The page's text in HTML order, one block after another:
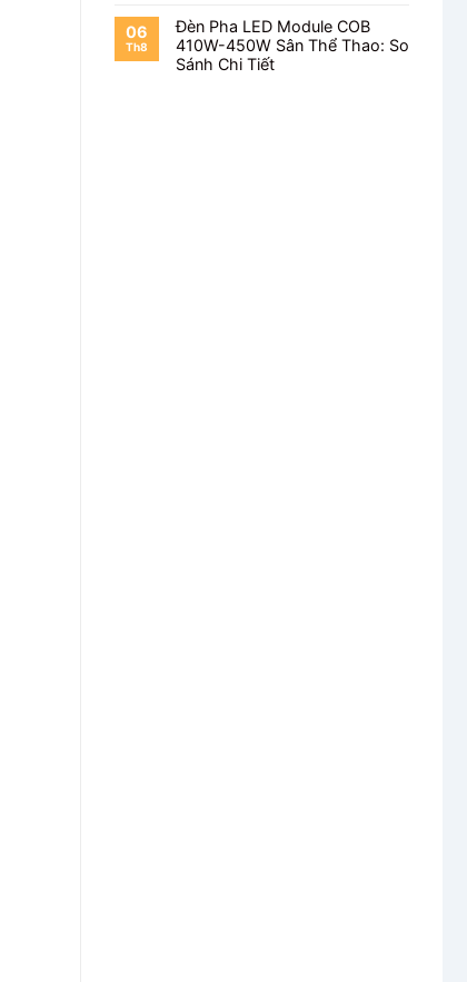
Pha
Module
100W
06
Th8
Đèn Pha LED Module COB
410W-450W Sân Thể Thao: So
Sánh Chi Tiết